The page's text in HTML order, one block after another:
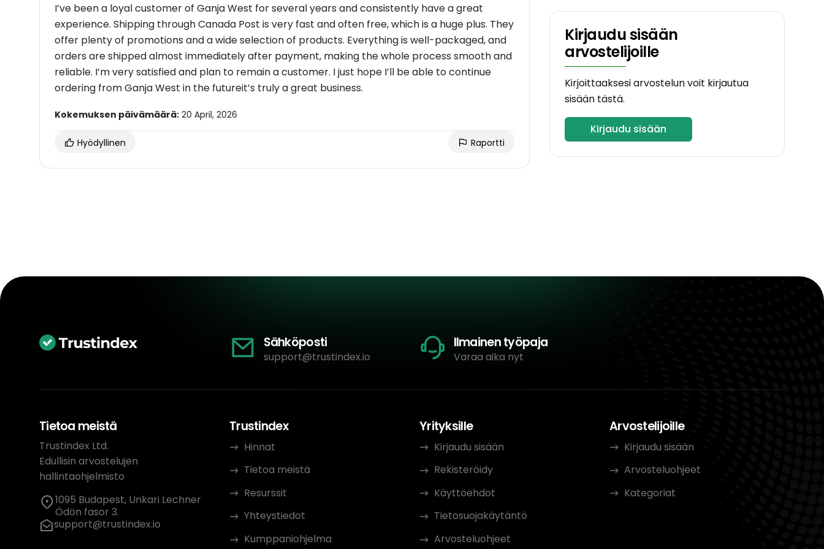
I’ve been a loyal customer of Ganja West for several years and consistently have a great
experience. Shipping through Canada Post is very fast and often free, which is a huge plus. They
offer plenty of promotions and a wide selection of products. Everything is well-packaged, and
orders are shipped almost immediately after payment, making the whole process smooth and
reliable. I’m very satisfied and plan to remain a customer. I just hope I’ll be able to continue
ordering from Ganja West in the futureit’s truly a great business.
Kokemuksen päivämäärä: 20 April, 2026
Hyödyllinen Raportti
Kirjaudu sisään
arvostelijoille
Kirjoittaaksesi arvostelun voit kirjautua
sisään tästä.
Kirjaudu sisään
Sähköposti
support@trustindex.io
Ilmainen työpaja
Varaa aika nyt
Tietoa meistä
Trustindex Ltd.
Edullisin arvostelujen
hallintaohjelmisto
1095 Budapest, Unkari Lechner
Ödön fasor 3.
support@trustindex.io
Trustindex
Hinnat
Tietoa meistä
Resurssit
Yhteystiedot
Kumppaniohjelma
Yrityksille
Kirjaudu sisään
Rekisteröidy
Käyttöehdot
Tietosuojakäytäntö
Arvosteluohjeet
Arvostelijoille
Kirjaudu sisään
Arvosteluohjeet
Kategoriat